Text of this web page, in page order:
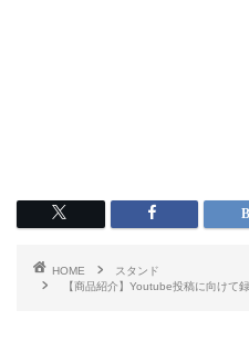
HOME
スタンド
【商品紹介】Youtube投稿に向けて